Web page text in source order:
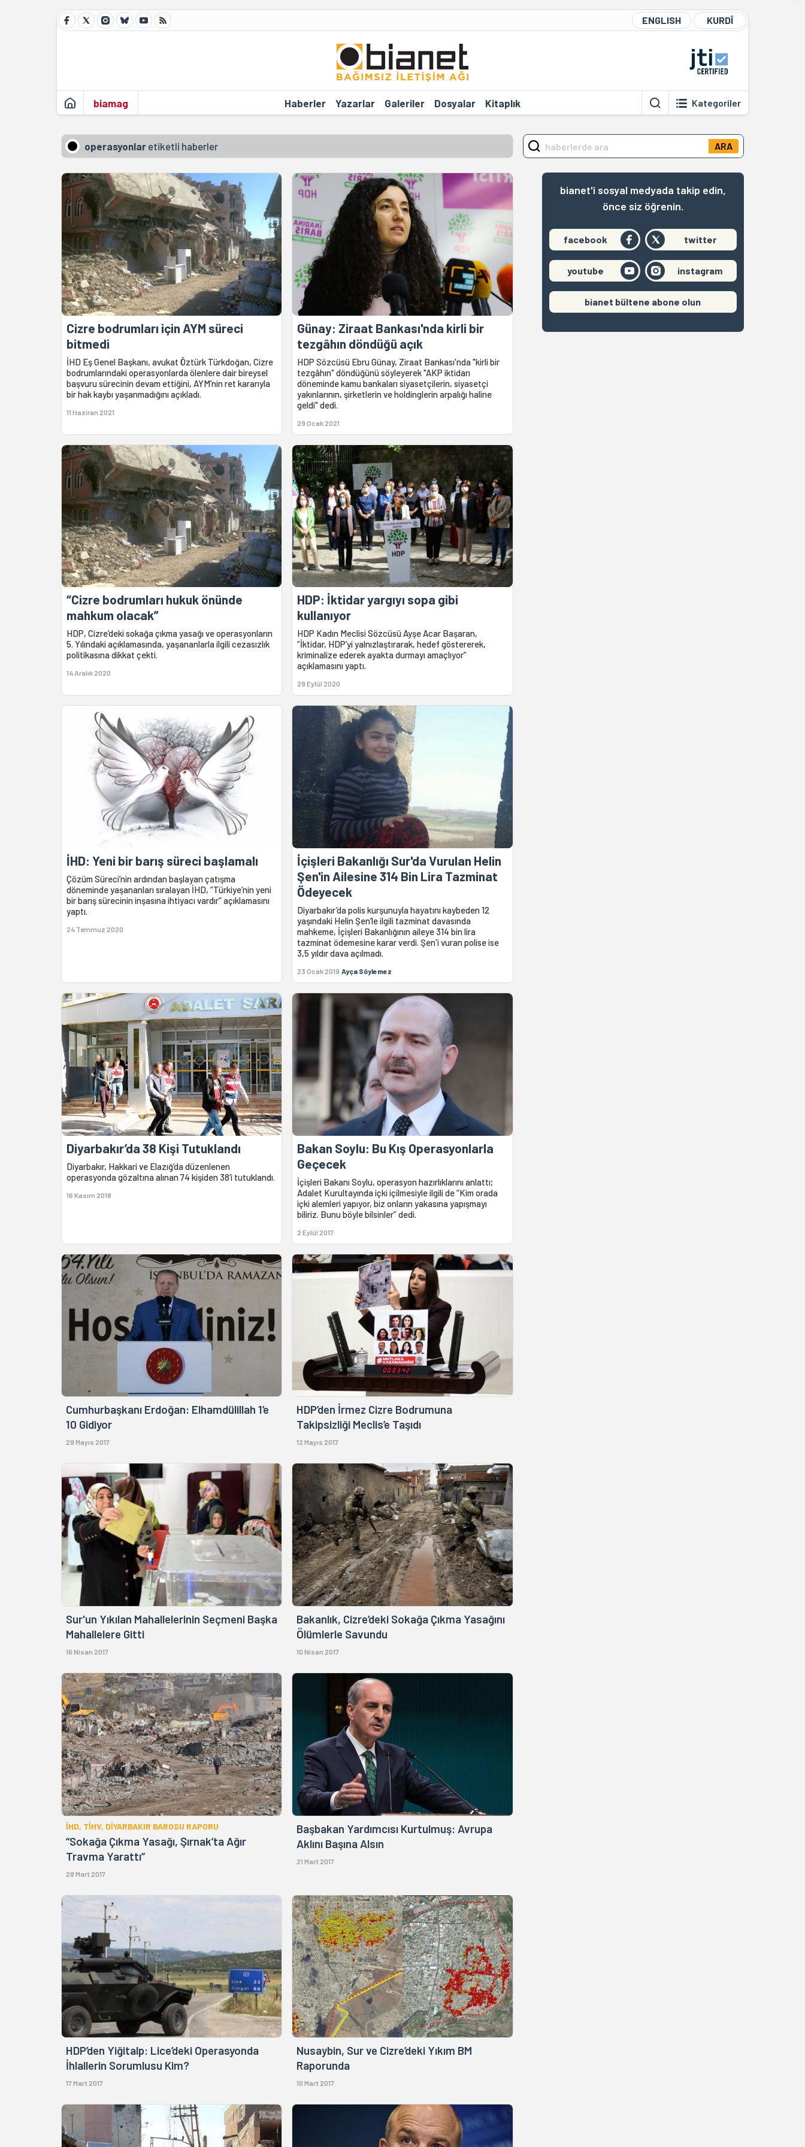
ENGLISH KURDÎ
biamag Haberler Yazarlar Galeriler Dosyalar Kitaplık Kategoriler
operasyonlar etiketli haberler
Cizre bodrumları için AYM süreci
bitmedi
İHD Eş Genel Başkanı, avukat Öztürk Türkdoğan, Cizre
bodrumlarındaki operasyonlarda ölenlere dair bireysel
başvuru sürecinin devam ettiğini, AYM’nin ret kararıyla
bir hak kaybı yaşanmadığını açıkladı.
11 Haziran 2021
Günay: Ziraat Bankası'nda kirli bir
tezgâhın döndüğü açık
HDP Sözcüsü Ebru Günay, Ziraat Bankası'nda "kirli bir
tezgâhın" döndüğünü söyleyerek "AKP iktidarı
döneminde kamu bankaları siyasetçilerin, siyasetçi
yakınlarının, şirketlerin ve holdinglerin arpalığı haline
geldi" dedi.
29 Ocak 2021
“Cizre bodrumları hukuk önünde
mahkum olacak”
HDP, Cizre’deki sokağa çıkma yasağı ve operasyonların
5. Yılındaki açıklamasında, yaşananlarla ilgili cezasızlık
politikasına dikkat çekti.
14 Aralık 2020
HDP: İktidar yargıyı sopa gibi
kullanıyor
HDP Kadın Meclisi Sözcüsü Ayşe Acar Başaran,
“İktidar, HDP’yi yalnızlaştırarak, hedef göstererek,
kriminalize ederek ayakta durmayı amaçlıyor”
açıklamasını yaptı.
29 Eylül 2020
İHD: Yeni bir barış süreci başlamalı
Çözüm Süreci’nin ardından başlayan çatışma
döneminde yaşananları sıralayan İHD, “Türkiye’nin yeni
bir barış sürecinin inşasına ihtiyacı vardır” açıklamasını
yaptı.
24 Temmuz 2020
İçişleri Bakanlığı Sur'da Vurulan Helin
Şen'in Ailesine 314 Bin Lira Tazminat
Ödeyecek
Diyarbakır’da polis kurşunuyla hayatını kaybeden 12
yaşındaki Helin Şen’le ilgili tazminat davasında
mahkeme, İçişleri Bakanlığının aileye 314 bin lira
tazminat ödemesine karar verdi. Şen'i vuran polise ise
3,5 yıldır dava açılmadı.
23 Ocak 2019 Ayça Söylemez
Diyarbakır’da 38 Kişi Tutuklandı
Diyarbakır, Hakkari ve Elazığ’da düzenlenen
operasyonda gözaltına alınan 74 kişiden 38’i tutuklandı.
16 Kasım 2018
Bakan Soylu: Bu Kış Operasyonlarla
Geçecek
İçişleri Bakanı Soylu, operasyon hazırlıklarını anlattı;
Adalet Kurultayında içki içilmesiyle ilgili de “Kim orada
içki alemleri yapıyor, biz onların yakasına yapışmayı
biliriz. Bunu böyle bilsinler” dedi.
2 Eylül 2017
Cumhurbaşkanı Erdoğan: Elhamdülillah 1’e
10 Gidiyor
29 Mayıs 2017
HDP’den İrmez Cizre Bodrumuna
Takipsizliği Meclis’e Taşıdı
12 Mayıs 2017
Sur'un Yıkılan Mahallelerinin Seçmeni Başka
Mahallelere Gitti
16 Nisan 2017
Bakanlık, Cizre’deki Sokağa Çıkma Yasağını
Ölümlerle Savundu
10 Nisan 2017
İHD, TİHV, DİYARBAKIR BAROSU RAPORU
“Sokağa Çıkma Yasağı, Şırnak’ta Ağır
Travma Yarattı”
28 Mart 2017
Başbakan Yardımcısı Kurtulmuş: Avrupa
Aklını Başına Alsın
21 Mart 2017
HDP’den Yiğitalp: Lice’deki Operasyonda
İhlallerin Sorumlusu Kim?
17 Mart 2017
Nusaybin, Sur ve Cizre’deki Yıkım BM
Raporunda
10 Mart 2017
ARA
bianet'i sosyal medyada takip edin,
önce siz öğrenin.
facebook twitter
youtube instagram
bianet bültene abone olun